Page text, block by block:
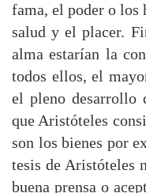
fama, el poder o los
salud y el placer.
alma estarían la
todos ellos, el
el pleno desarrollo
que Aristóteles
son los bienes por
tesis de Aristóteles
buena prensa o